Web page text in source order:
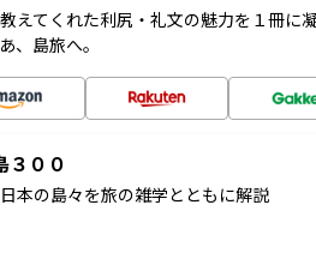
えてくれた利尻・礼文の魅力を１冊に
、島旅へ。
３００
本の島々を旅の雑学とともに解説